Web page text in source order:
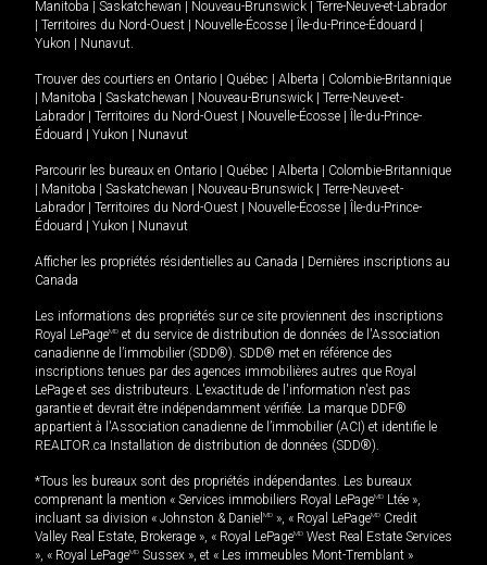
Manitoba Saskatchewan Nouveau-Brunswick
Terre-Neuve-et-Labrador
Territoires du Nord-Ouest Nouvelle-Écosse Île-du-Prince-Édouard
Yukon
Nunavut.
Trouver des courtiers en Ontario Québec Alberta
Colombie-Britannique
Manitoba Saskatchewan Nouveau-Brunswick
Terre-Neuve-et-
Labrador
Territoires du Nord-Ouest Nouvelle-Écosse
Île-du-Prince-
Édouard
Yukon Nunavut
Parcourir les bureaux en Ontario Québec Alberta
Colombie-Britannique
Manitoba Saskatchewan Nouveau-Brunswick
Terre-Neuve-et-
Labrador
Territoires du Nord-Ouest Nouvelle-Écosse
Île-du-Prince-
Édouard
Yukon Nunavut
Afficher les propriétés résidentielles au Canada
Dernières inscriptions au
Canada
Les informations des propriétés sur ce site proviennent des inscriptions
Royal LePageMD et du service de distribution de données de l'Association
canadienne de l’immobilier (SDD®). SDD® met en référence des
inscriptions tenues par des agences immobilières autres que Royal
LePage et ses distributeurs. L'exactitude de l'information n'est pas
garantie et devrait être indépendamment vérifiée. La marque DDF®
appartient à l'Association canadienne de l’immobilier (ACI) et identifie le
REALTOR.ca Installation de distribution de données (SDD®).
*Tous les bureaux sont des propriétés indépendantes. Les bureaux
comprenant la mention « Services immobiliers Royal LePageMD Ltée »,
incluant sa division « Johnston & Daniel MD », « Royal LePageMD Credit
Valley Real Estate, Brokerage », « Royal LePageMD West Real Estate Services
», « Royal LePageMD Sussex », et « Les immeubles Mont-Tremblant »